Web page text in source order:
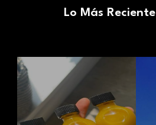
Lo Más Reciente